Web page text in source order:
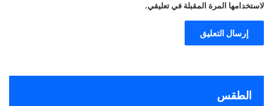
لاستخدامها المرة المقبلة في تعليقي.
الطقس